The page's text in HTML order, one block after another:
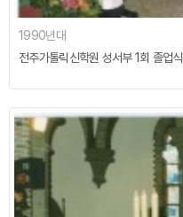
1990년대
전주가톨릭신학원 성서부 1회 졸업식